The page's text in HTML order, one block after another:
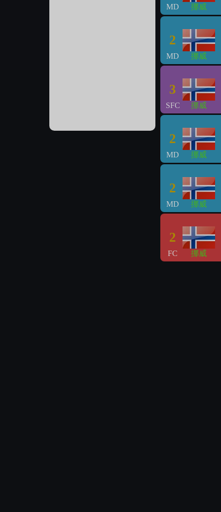
MD 挪威
2
MD 挪威
3
SFC 挪威
2
MD 挪威
2
MD 挪威
2
FC 挪威